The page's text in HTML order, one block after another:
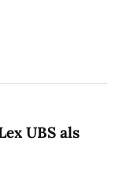
UBS als